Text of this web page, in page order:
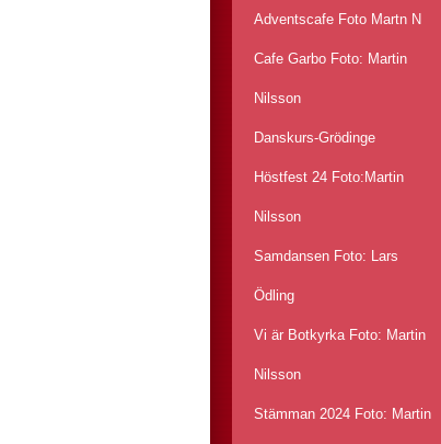
Adventscafe Foto Martn N
Cafe Garbo Foto: Martin
Nilsson
Danskurs-Grödinge
Höstfest 24 Foto:Martin
Nilsson
Samdansen Foto: Lars
Ödling
Vi är Botkyrka Foto: Martin
Nilsson
Stämman 2024 Foto: Martin